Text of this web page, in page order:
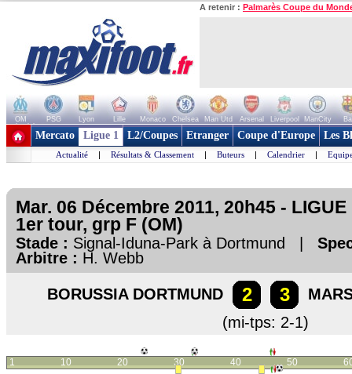
A retenir : Palmarès Coupe du
OM PSG Lyon Lille Monaco Chelsea Man Utd Arsenal Liverpool ManCity
+ de clubs
Mercato Ligue 1 L2/Coupes Etranger Coupe d'Europe Les
Actualité | Résultats & Classement | Buteurs | Calendrier |
Mar. 06 Décembre 2011, 20h45 -
1er tour, grp F (OM)
Stade : Signal-Iduna-Park à Dortmund |
Arbitre : H. Webb
BORUSSIA DORTMUND 2 3
(mi-tps: 2-1)
1 10 20 30 40 50